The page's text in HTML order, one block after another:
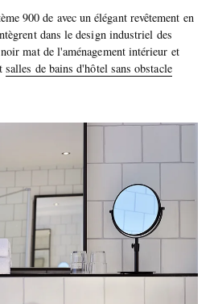
900 de avec un élégant revêtement en
dans le design industriel des
mat de l'aménagement intérieur et
salles de bains d'hôtel sans obstacle